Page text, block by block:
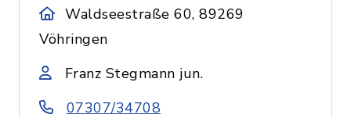
Waldseestraße 60, 89269
Vöhringen
Franz Stegmann jun.
07307/34708